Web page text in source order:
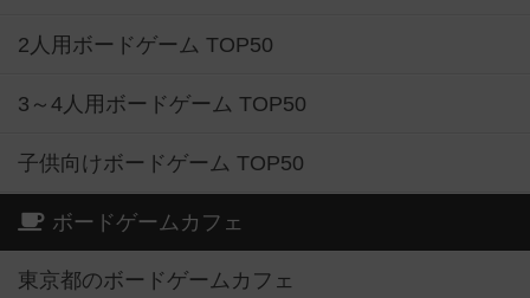
2人用ボードゲーム TOP50
3～4人用ボードゲーム TOP50
子供向けボードゲーム TOP50
ボードゲームカフェ
東京都のボードゲームカフェ